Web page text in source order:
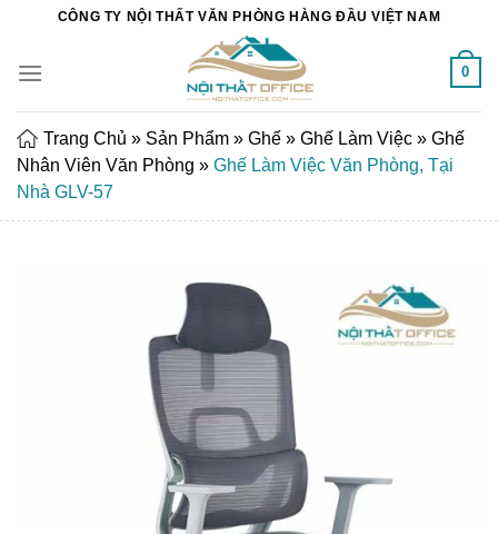
Chuyển
nội
CÔNG TY NỘI THẤT VĂN PHÒNG HÀNG ĐẦU VIỆT NAM
0
Trang Chủ » Sản Phẩm » Ghế » Ghế Làm Việc » Ghế
Nhân Viên Văn Phòng » Ghế Làm Việc Văn Phòng, Tại
Nhà GLV-57